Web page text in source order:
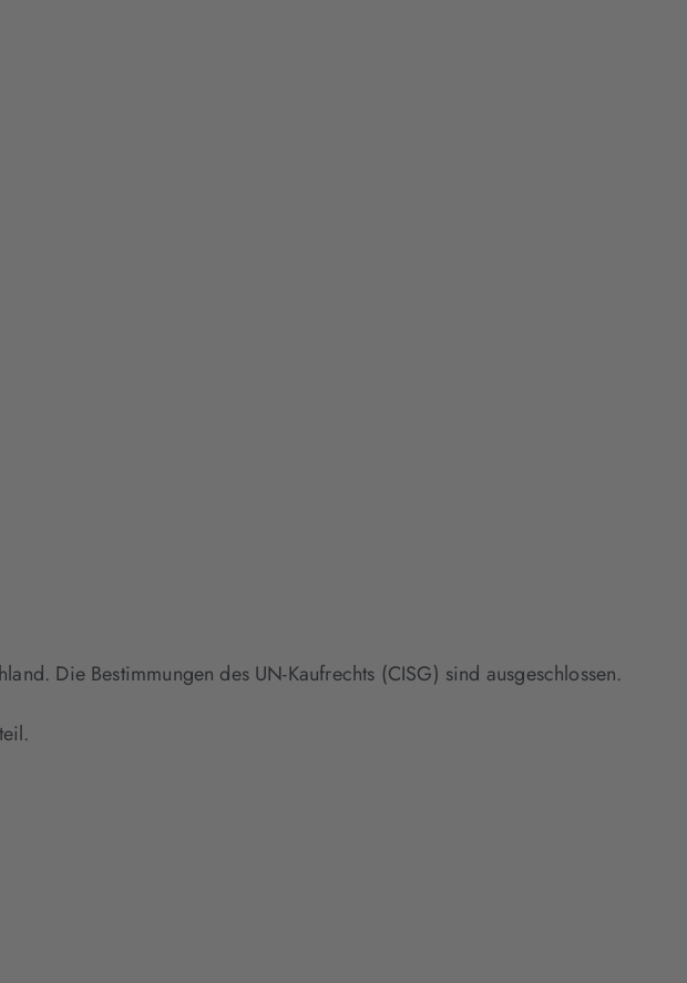
Die Bestimmungen des UN-Kaufrechts (CISG) sind ausgeschlossen.